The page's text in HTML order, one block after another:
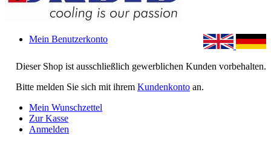
Dieser Shop ist ausschließlich gewerblichen Kunden vorbehalten.
Bitte melden Sie sich mit ihrem Kundenkonto an.
Mein Benutzerkonto
Mein Wunschzettel
Zur Kasse
Anmelden